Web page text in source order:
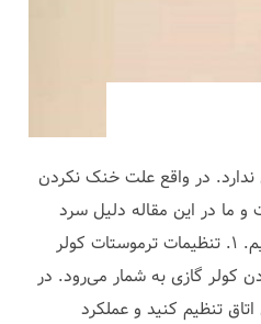
در واقع علت خنک نکردن
و ما در این مقاله دلیل سرد
نشدن اسپلیت سامسونگ، ال جی، گری، اجنرال، جنرال، تراست و … را ذکر می‌کنیم. ۱. تنظیمات ترموستات کولر
کولر گازی به شمار می‌رود. در
در ۵ تا ۶ درجه پایین‌تر از دمای اتاق تنظیم کنید و عملکرد